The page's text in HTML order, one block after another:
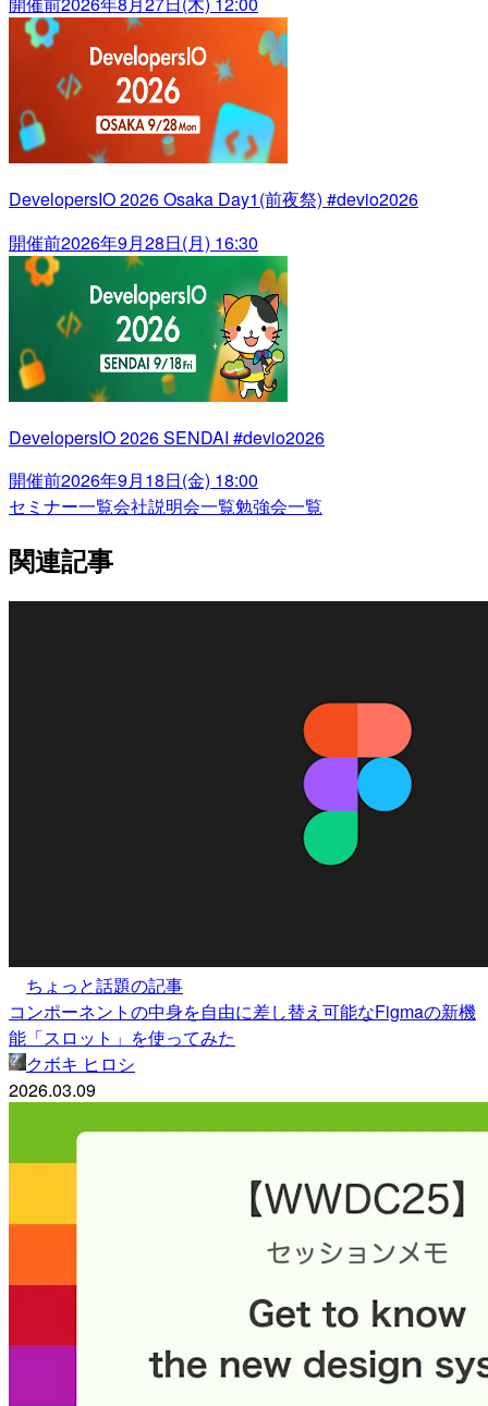
DevelopersIO 2026 Osaka Day1(前夜祭) #devio2026
開催前2026年9月28日(月) 16:30
DevelopersIO 2026 SENDAI #devio2026
開催前2026年9月18日(金) 18:00
セミナー一覧会社説明会一覧勉強会一覧
関連記事
ちょっと話題の記事
コンポーネントの中身を自由に差し替え可能なFigmaの新機
能「スロット」を使ってみた
クボキ ヒロシ
2026.03.09